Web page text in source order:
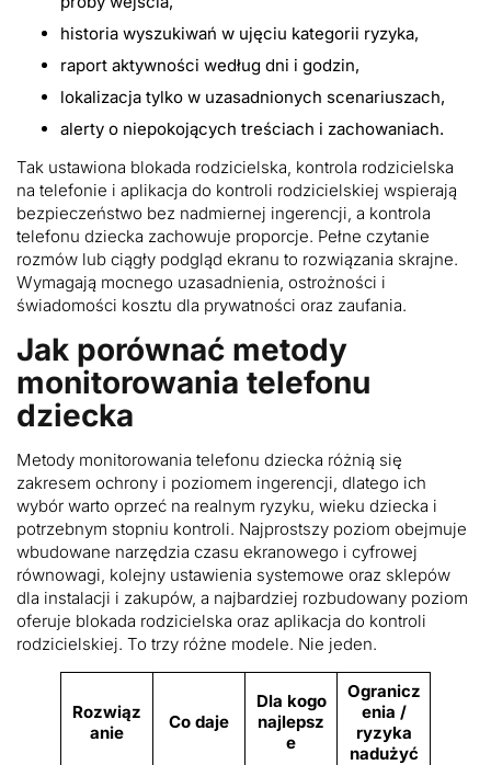
historia wyszukiwań w ujęciu kategorii ryzyka,
raport aktywności według dni i godzin,
lokalizacja tylko w uzasadnionych scenariuszach,
alerty o niepokojących treściach i zachowaniach.
Tak ustawiona blokada rodzicielska, kontrola rodzicielska
na telefonie i aplikacja do kontroli rodzicielskiej wspierają
bezpieczeństwo bez nadmiernej ingerencji, a kontrola
telefonu dziecka zachowuje proporcje. Pełne czytanie
rozmów lub ciągły podgląd ekranu to rozwiązania skrajne.
Wymagają mocnego uzasadnienia, ostrożności i
świadomości kosztu dla prywatności oraz zaufania.
Jak porównać metody
monitorowania telefonu
dziecka
Metody monitorowania telefonu dziecka różnią się
zakresem ochrony i poziomem ingerencji, dlatego ich
wybór warto oprzeć na realnym ryzyku, wieku dziecka i
potrzebnym stopniu kontroli. Najprostszy poziom obejmuje
wbudowane narzędzia czasu ekranowego i cyfrowej
równowagi, kolejny ustawienia systemowe oraz sklepów
dla instalacji i zakupów, a najbardziej rozbudowany poziom
oferuje blokada rodzicielska oraz aplikacja do kontroli
rodzicielskiej. To trzy różne modele. Nie jeden.
Rozwiąz
anie
Co daje
Dla kogo
najlepsz
e
Ogranicz
enia /
ryzyka
nadużyć